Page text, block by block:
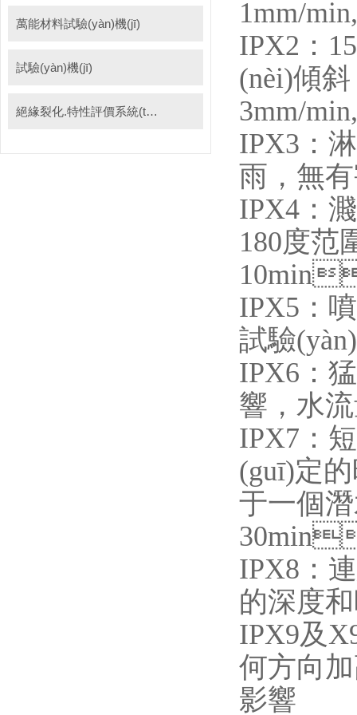
萬能材料試驗(yàn)機(jī)
試驗(yàn)機(jī)
絕緣裂化.特性評價系統(tǒng)
1mm/
IPX2：
(nèi)傾斜
3mm/
IPX3：
雨
IPX4：
180度范
IPX5：
試驗
IPX6：猛
響，水
IPX7：短
(guī)定
于一個潛
IPX8：連
的深度和
IPX9及
何方向
影響